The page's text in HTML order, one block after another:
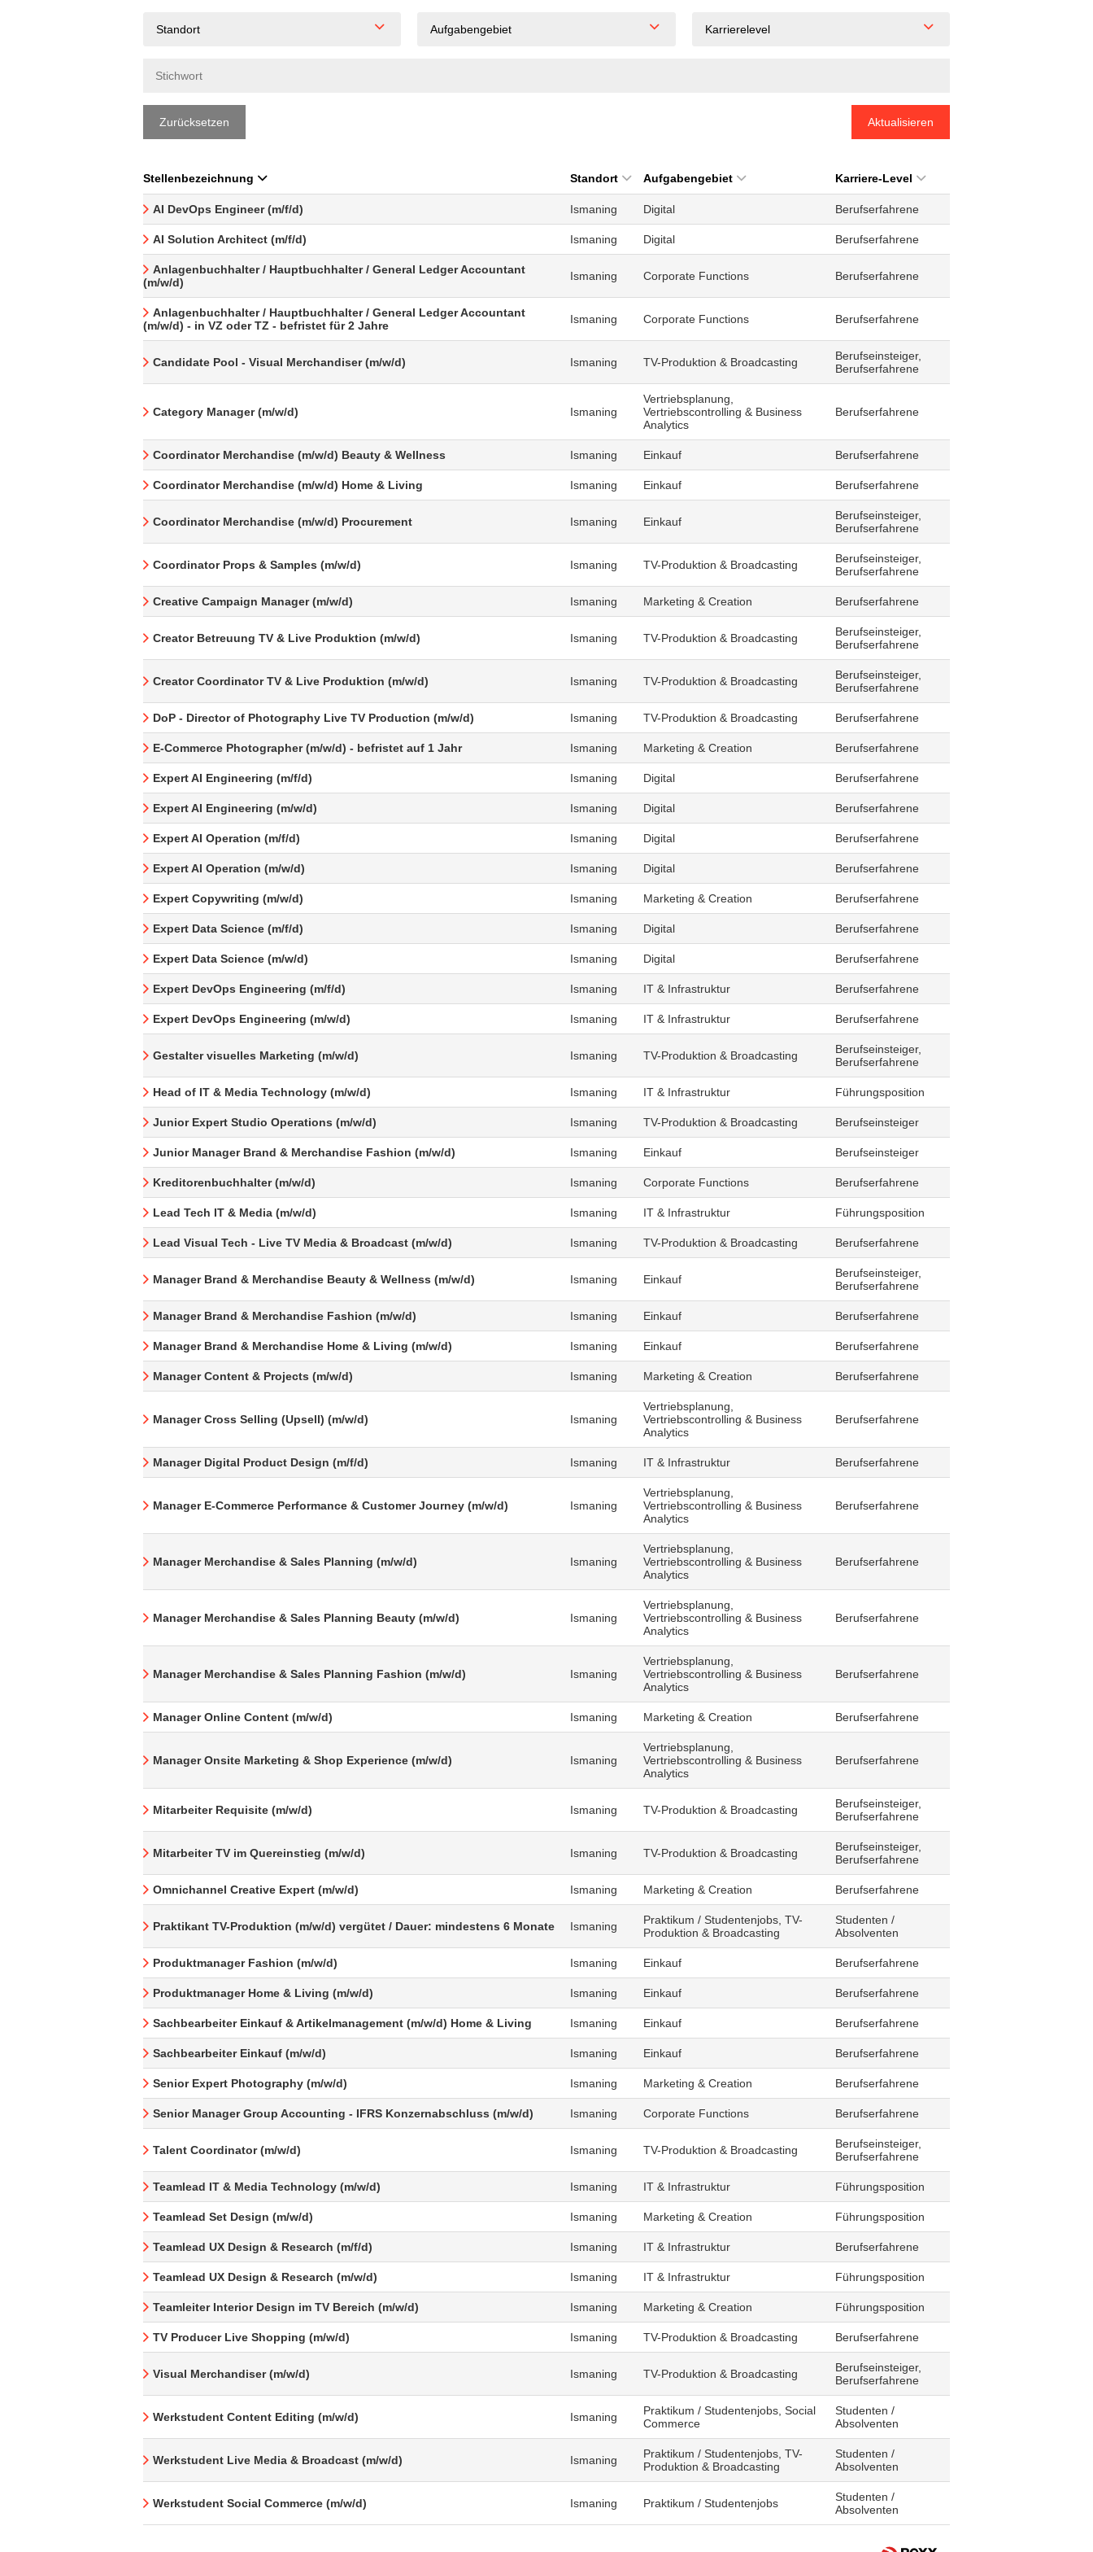
Standort Aufgabengebiet Karrierelevel
Zurücksetzen Aktualisieren
Stellenbezeichnung Standort Aufgabengebiet Karriere-Level
AI DevOps Engineer (m/f/d) Ismaning Digital Berufserfahrene
AI Solution Architect (m/f/d) Ismaning Digital Berufserfahrene
Anlagenbuchhalter / Hauptbuchhalter / General Ledger Accountant
(m/w/d)
Ismaning Corporate Functions Berufserfahrene
Anlagenbuchhalter / Hauptbuchhalter / General Ledger Accountant
(m/w/d) - in VZ oder TZ - befristet für 2 Jahre
Ismaning Corporate Functions Berufserfahrene
Candidate Pool - Visual Merchandiser (m/w/d) Ismaning TV-Produktion & Broadcasting
Berufseinsteiger,
Berufserfahrene
Category Manager (m/w/d) Ismaning
Vertriebsplanung,
Vertriebscontrolling & Business
Analytics
Berufserfahrene
Coordinator Merchandise (m/w/d) Beauty & Wellness Ismaning Einkauf Berufserfahrene
Coordinator Merchandise (m/w/d) Home & Living Ismaning Einkauf Berufserfahrene
Coordinator Merchandise (m/w/d) Procurement Ismaning Einkauf
Berufseinsteiger,
Berufserfahrene
Coordinator Props & Samples (m/w/d) Ismaning TV-Produktion & Broadcasting
Berufseinsteiger,
Berufserfahrene
Creative Campaign Manager (m/w/d) Ismaning Marketing & Creation Berufserfahrene
Creator Betreuung TV & Live Produktion (m/w/d) Ismaning TV-Produktion & Broadcasting
Berufseinsteiger,
Berufserfahrene
Creator Coordinator TV & Live Produktion (m/w/d) Ismaning TV-Produktion & Broadcasting
Berufseinsteiger,
Berufserfahrene
DoP - Director of Photography Live TV Production (m/w/d) Ismaning TV-Produktion & Broadcasting Berufserfahrene
E-Commerce Photographer (m/w/d) - befristet auf 1 Jahr Ismaning Marketing & Creation Berufserfahrene
Expert AI Engineering (m/f/d) Ismaning Digital Berufserfahrene
Expert AI Engineering (m/w/d) Ismaning Digital Berufserfahrene
Expert AI Operation (m/f/d) Ismaning Digital Berufserfahrene
Expert AI Operation (m/w/d) Ismaning Digital Berufserfahrene
Expert Copywriting (m/w/d) Ismaning Marketing & Creation Berufserfahrene
Expert Data Science (m/f/d) Ismaning Digital Berufserfahrene
Expert Data Science (m/w/d) Ismaning Digital Berufserfahrene
Expert DevOps Engineering (m/f/d) Ismaning IT & Infrastruktur Berufserfahrene
Expert DevOps Engineering (m/w/d) Ismaning IT & Infrastruktur Berufserfahrene
Gestalter visuelles Marketing (m/w/d) Ismaning TV-Produktion & Broadcasting
Berufseinsteiger,
Berufserfahrene
Head of IT & Media Technology (m/w/d) Ismaning IT & Infrastruktur Führungsposition
Junior Expert Studio Operations (m/w/d) Ismaning TV-Produktion & Broadcasting Berufseinsteiger
Junior Manager Brand & Merchandise Fashion (m/w/d) Ismaning Einkauf Berufseinsteiger
Kreditorenbuchhalter (m/w/d) Ismaning Corporate Functions Berufserfahrene
Lead Tech IT & Media (m/w/d) Ismaning IT & Infrastruktur Führungsposition
Lead Visual Tech - Live TV Media & Broadcast (m/w/d) Ismaning TV-Produktion & Broadcasting Berufserfahrene
Manager Brand & Merchandise Beauty & Wellness (m/w/d) Ismaning Einkauf
Berufseinsteiger,
Berufserfahrene
Manager Brand & Merchandise Fashion (m/w/d) Ismaning Einkauf Berufserfahrene
Manager Brand & Merchandise Home & Living (m/w/d) Ismaning Einkauf Berufserfahrene
Manager Content & Projects (m/w/d) Ismaning Marketing & Creation Berufserfahrene
Manager Cross Selling (Upsell) (m/w/d) Ismaning
Vertriebsplanung,
Vertriebscontrolling & Business
Analytics
Berufserfahrene
Manager Digital Product Design (m/f/d) Ismaning IT & Infrastruktur Berufserfahrene
Manager E-Commerce Performance & Customer Journey (m/w/d) Ismaning
Vertriebsplanung,
Vertriebscontrolling & Business
Analytics
Berufserfahrene
Manager Merchandise & Sales Planning (m/w/d) Ismaning
Vertriebsplanung,
Vertriebscontrolling & Business
Analytics
Berufserfahrene
Manager Merchandise & Sales Planning Beauty (m/w/d) Ismaning
Vertriebsplanung,
Vertriebscontrolling & Business
Analytics
Berufserfahrene
Manager Merchandise & Sales Planning Fashion (m/w/d) Ismaning
Vertriebsplanung,
Vertriebscontrolling & Business
Analytics
Berufserfahrene
Manager Online Content (m/w/d) Ismaning Marketing & Creation Berufserfahrene
Manager Onsite Marketing & Shop Experience (m/w/d) Ismaning
Vertriebsplanung,
Vertriebscontrolling & Business
Analytics
Berufserfahrene
Mitarbeiter Requisite (m/w/d) Ismaning TV-Produktion & Broadcasting
Berufseinsteiger,
Berufserfahrene
Mitarbeiter TV im Quereinstieg (m/w/d) Ismaning TV-Produktion & Broadcasting
Berufseinsteiger,
Berufserfahrene
Omnichannel Creative Expert (m/w/d) Ismaning Marketing & Creation Berufserfahrene
Praktikant TV-Produktion (m/w/d) vergütet / Dauer: mindestens 6 Monate Ismaning
Praktikum / Studentenjobs, TV-
Produktion & Broadcasting
Studenten /
Absolventen
Produktmanager Fashion (m/w/d) Ismaning Einkauf Berufserfahrene
Produktmanager Home & Living (m/w/d) Ismaning Einkauf Berufserfahrene
Sachbearbeiter Einkauf & Artikelmanagement (m/w/d) Home & Living Ismaning Einkauf Berufserfahrene
Sachbearbeiter Einkauf (m/w/d) Ismaning Einkauf Berufserfahrene
Senior Expert Photography (m/w/d) Ismaning Marketing & Creation Berufserfahrene
Senior Manager Group Accounting - IFRS Konzernabschluss (m/w/d) Ismaning Corporate Functions Berufserfahrene
Talent Coordinator (m/w/d) Ismaning TV-Produktion & Broadcasting
Berufseinsteiger,
Berufserfahrene
Teamlead IT & Media Technology (m/w/d) Ismaning IT & Infrastruktur Führungsposition
Teamlead Set Design (m/w/d) Ismaning Marketing & Creation Führungsposition
Teamlead UX Design & Research (m/f/d) Ismaning IT & Infrastruktur Berufserfahrene
Teamlead UX Design & Research (m/w/d) Ismaning IT & Infrastruktur Führungsposition
Teamleiter Interior Design im TV Bereich (m/w/d) Ismaning Marketing & Creation Führungsposition
TV Producer Live Shopping (m/w/d) Ismaning TV-Produktion & Broadcasting Berufserfahrene
Visual Merchandiser (m/w/d) Ismaning TV-Produktion & Broadcasting
Berufseinsteiger,
Berufserfahrene
Werkstudent Content Editing (m/w/d) Ismaning
Praktikum / Studentenjobs, Social
Commerce
Studenten /
Absolventen
Werkstudent Live Media & Broadcast (m/w/d) Ismaning
Praktikum / Studentenjobs, TV-
Produktion & Broadcasting
Studenten /
Absolventen
Werkstudent Social Commerce (m/w/d) Ismaning Praktikum / Studentenjobs
Studenten /
Absolventen